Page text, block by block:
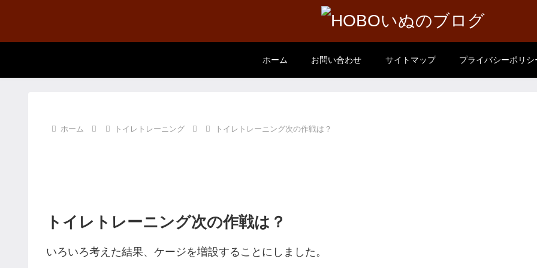
ホーム お問い合わせ サイトマップ プライバシーポリシ
ホーム トイレトレーニング トイレトレーニング次の作戦は？
トイレトレーニング次の作戦は？
いろいろ考えた結果、ケージを増設することにしました。